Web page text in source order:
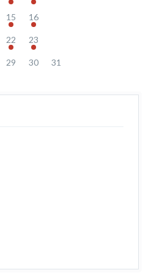
15 16
22 23
29 30 31